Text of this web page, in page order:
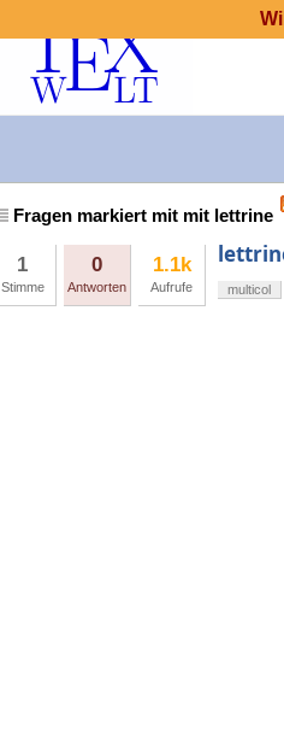
Fragen markiert mit mit lettrine
1
Stimme
0
Antworten
1.1k
Aufrufe multicol